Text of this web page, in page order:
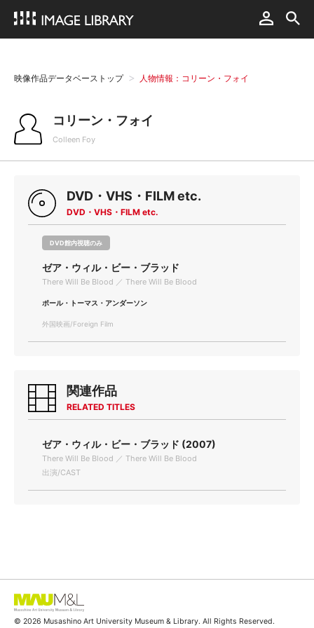
映像作品データベーストップ 人物情報：コリーン・フォイ
コリーン・フォイ
Colleen Foy
DVD・VHS・FILM etc.
DVD・VHS・FILM etc.
DVD館内視聴のみ
ゼア・ウィル・ビー・ブラッド
There Will Be Blood ／ There Will Be Blood
ポール・トーマス・アンダーソン
外国映画/Foreign Film
関連作品
RELATED TITLES
ゼア・ウィル・ビー・ブラッド (2007)
There Will Be Blood ／ There Will Be Blood
出演/CAST
© 2026 Musashino Art University Museum & Library. All Rights Reserved.